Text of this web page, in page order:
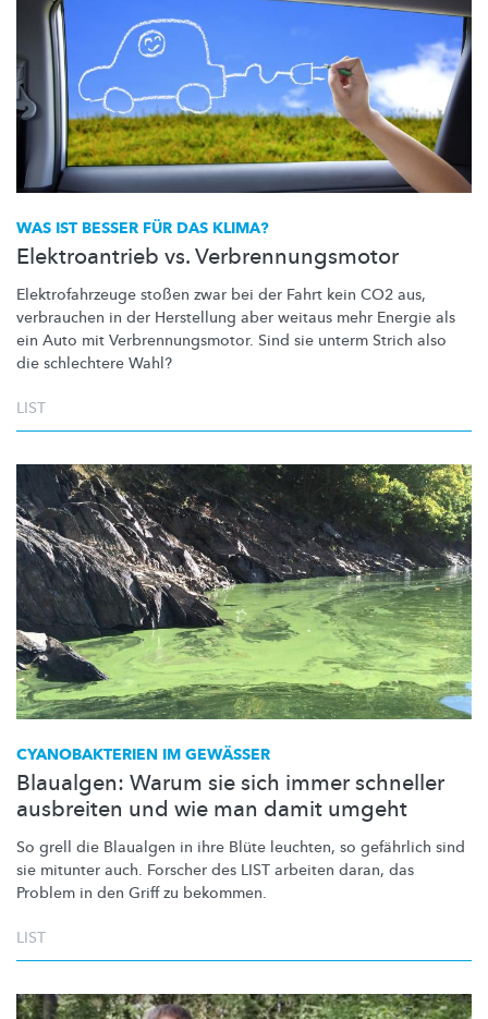
WAS IST BESSER FÜR DAS KLIMA?
Elektroantrieb vs. Verbrennungsmotor
Elektrofahrzeuge stoßen zwar bei der Fahrt kein CO2 aus,
verbrauchen in der Herstellung aber weitaus mehr Energie als
ein Auto mit Verbrennungsmotor. Sind sie unterm Strich also
die schlechtere Wahl?
LIST
CYANOBAKTERIEN IM GEWÄSSER
Blaualgen: Warum sie sich immer schneller
ausbreiten und wie man damit umgeht
So grell die Blaualgen in ihre Blüte leuchten, so gefährlich sind
sie mitunter auch. Forscher des LIST arbeiten daran, das
Problem in den Griff zu bekommen.
LIST